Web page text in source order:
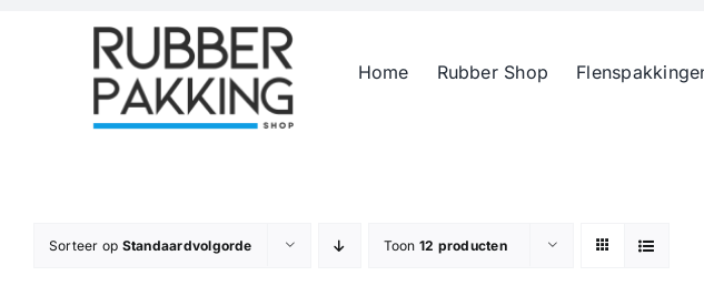
Home Rubber Shop
Sorteer op Standaardvolgorde Toon 12 producten